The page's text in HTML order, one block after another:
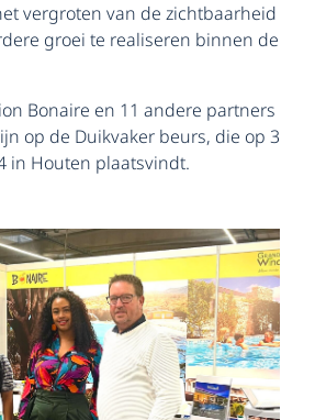
vergroten van de zichtbaarheid
groei te realiseren binnen de
Bonaire en 11 andere partners
op de Duikvaker beurs, die op 3
in Houten plaatsvindt.